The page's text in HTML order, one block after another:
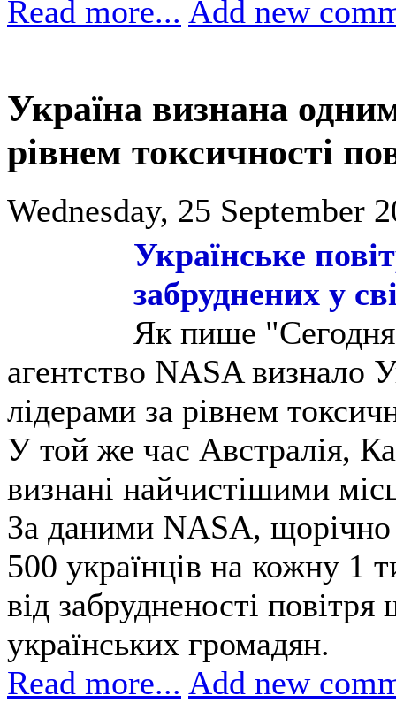
Read more... Add new
Україна визнана одним
рівнем токсичності
Wednesday, 25 September
Українське
забруднених у
Як пише
агентство NASA визнало
лідерами за рівнем
У той же час Австралія,
визнані найчистішими
За даними NASA, щорічно
500 українців на кожну 1
від забрудненості
українських громадян.
Read more... Add new